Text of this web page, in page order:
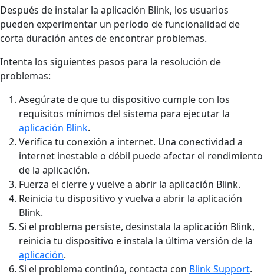
Después de instalar la aplicación Blink, los usuarios
pueden experimentar un período de funcionalidad de
corta duración antes de encontrar problemas.
Intenta los siguientes pasos para la resolución de
problemas:
Asegúrate de que tu dispositivo cumple con los
requisitos mínimos del sistema para ejecutar la
aplicación Blink.
Verifica tu conexión a internet. Una conectividad a
internet inestable o débil puede afectar el rendimiento
de la aplicación.
Fuerza el cierre y vuelve a abrir la aplicación Blink.
Reinicia tu dispositivo y vuelva a abrir la aplicación
Blink.
Si el problema persiste, desinstala la aplicación Blink,
reinicia tu dispositivo e instala la última versión de la
aplicación.
Si el problema continúa, contacta con Blink Support.